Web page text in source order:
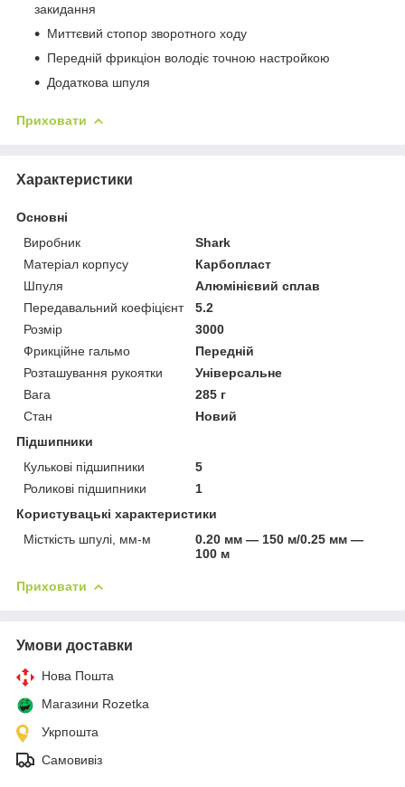
закидання
Миттєвий стопор зворотного ходу
Передній фрикціон володіє точною настройкою
Додаткова шпуля
Приховати
Характеристики
Основні
Виробник
Shark
Матеріал корпусу
Карбопласт
Шпуля
Алюмінієвий сплав
Передавальний коефіцієнт
5.2
Розмір
3000
Фрикційне гальмо
Передній
Розташування рукоятки
Універсальне
Вага
285 г
Стан
Новий
Підшипники
Кулькові підшипники
5
Роликові підшипники
1
Користувацькі характеристики
Місткість шпулі, мм-м
0.20 мм — 150 м/0.25 мм —
100 м
Приховати
Умови доставки
Нова Пошта
Магазини Rozetka
Укрпошта
Самовивіз